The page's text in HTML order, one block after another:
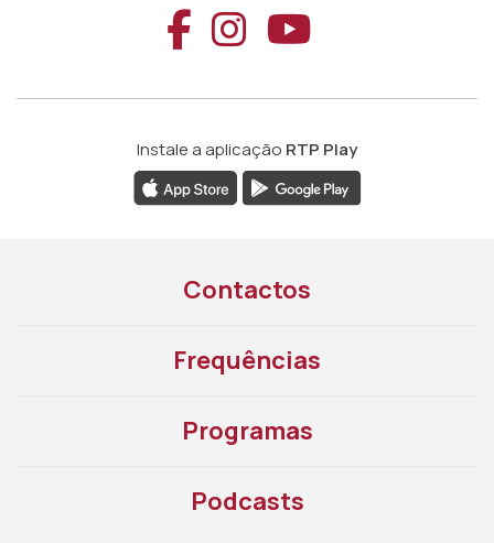
Aceder ao
Aceder ao
Aceder
Instale a aplicação RTP Play
Contactos
Frequências
Programas
Podcasts